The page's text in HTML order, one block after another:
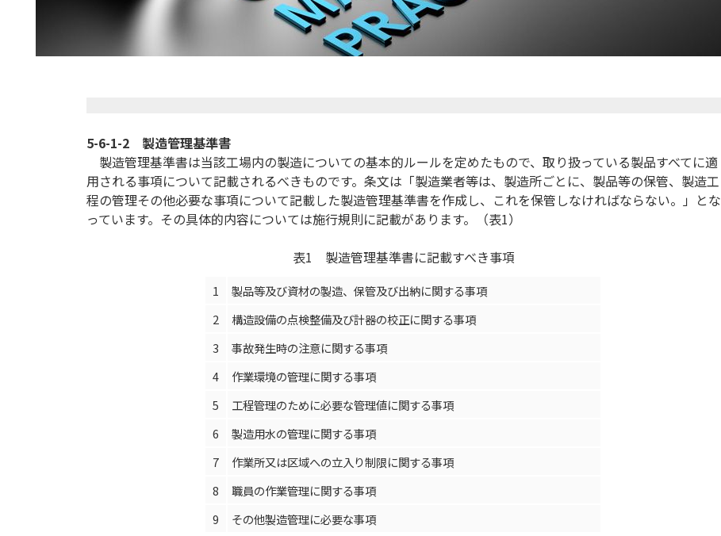
5-6-1-2 製造管理基準書
製造管理基準書は当該工場内の製造についての基本的ルールを定めたもので、取り扱っている製品すべてに適
用される事項について記載されるべきものです。条文は「製造業者等は、製造所ごとに、製品等の保管、製造工
程の管理その他必要な事項について記載した製造管理基準書を作成し、これを保管しなければならない。」とな
っています。その具体的内容については施行規則に記載があります。（表1）
表1 製造管理基準書に記載すべき事項
1
製品等及び資材の製造、保管及び出納に関する事項
2
構造設備の点検整備及び計器の校正に関する事項
3
事故発生時の注意に関する事項
4
作業環境の管理に関する事項
5
工程管理のために必要な管理値に関する事項
6
製造用水の管理に関する事項
7
作業所又は区域への立入り制限に関する事項
8
職員の作業管理に関する事項
9
その他製造管理に必要な事項